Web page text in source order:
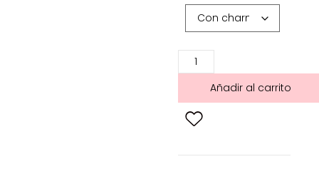
Añadir al carrito